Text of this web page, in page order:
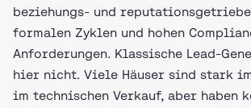
beziehungs- und
formalen Zyklen und hohen
Anforderungen. Klassische Lead-
hier nicht. Viele Häuser sind stark
im technischen Verkauf, aber haben